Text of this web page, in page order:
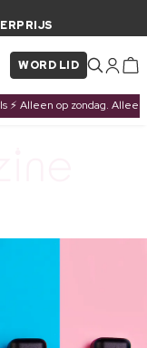
WORD LID
⚡ Alleen op zondag.